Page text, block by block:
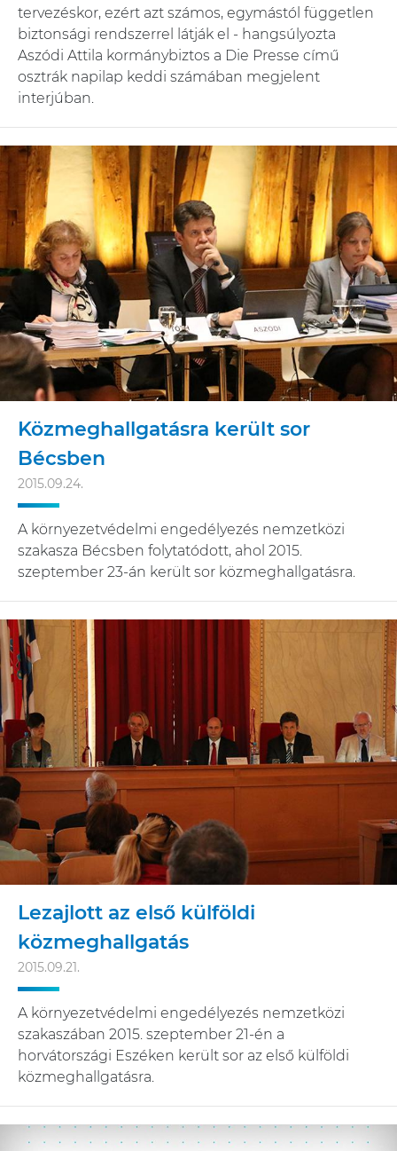
tervezéskor, ezért azt számos, egymástól független
biztonsági rendszerrel látják el - hangsúlyozta
Aszódi Attila kormánybiztos a Die Presse című
osztrák napilap keddi számában megjelent
interjúban.
Közmeghallgatásra került sor
Bécsben
2015.09.24.
A környezetvédelmi engedélyezés nemzetközi
szakasza Bécsben folytatódott, ahol 2015.
szeptember 23-án került sor közmeghallgatásra.
Lezajlott az első külföldi
közmeghallgatás
2015.09.21.
A környezetvédelmi engedélyezés nemzetközi
szakaszában 2015. szeptember 21-én a
horvátországi Eszéken került sor az első külföldi
közmeghallgatásra.